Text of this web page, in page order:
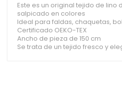
Este es un original tejido de lino
salpicado en colores
Ideal para faldas, chaquetas,
Certificado OEKO-TEX
Ancho de pieza de 150 cm
Se trata de un tejido fresco y